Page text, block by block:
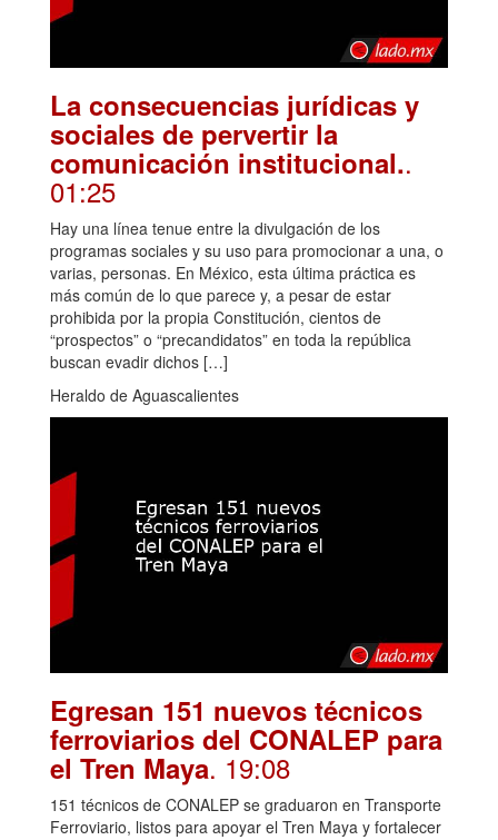
La consecuencias jurídicas y
sociales de pervertir la
comunicación institucional..
01:25
Hay una línea tenue entre la divulgación de los
programas sociales y su uso para promocionar a una, o
varias, personas. En México, esta última práctica es
más común de lo que parece y, a pesar de estar
prohibida por la propia Constitución, cientos de
“prospectos” o “precandidatos” en toda la república
buscan evadir dichos […]
Heraldo de Aguascalientes
Egresan 151 nuevos técnicos
ferroviarios del CONALEP para
el Tren Maya. 19:08
151 técnicos de CONALEP se graduaron en Transporte
Ferroviario, listos para apoyar el Tren Maya y fortalecer